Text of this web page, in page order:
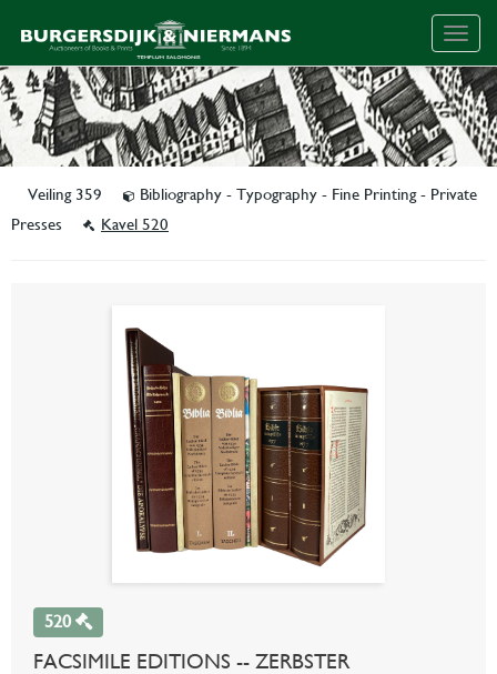
Veiling 359
Bibliography - Typography - Fine Printing - Private
Presses
Kavel 520
520
FACSIMILE EDITIONS -- ZERBSTER